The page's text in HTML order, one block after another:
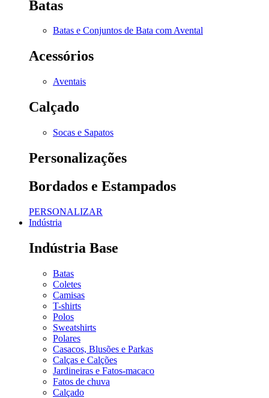
Batas
Batas e Conjuntos de Bata com Avental
Acessórios
Aventais
Calçado
Socas e Sapatos
Personalizações
Bordados e Estampados
PERSONALIZAR
Indústria
Indústria Base
Batas
Coletes
Camisas
T-shirts
Polos
Sweatshirts
Polares
Casacos, Blusões e Parkas
Calças e Calções
Jardineiras e Fatos-macaco
Fatos de chuva
Calçado